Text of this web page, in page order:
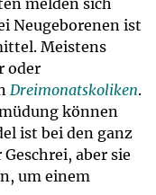
melden sich
Neugeborenen ist
Meistens
oder
Dreimonatskoliken.
können
ist bei den ganz
aber sie
um einem